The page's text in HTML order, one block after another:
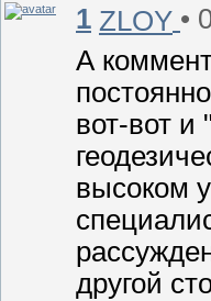
1 ZLOY •
А
вот-вот
высоком
другой